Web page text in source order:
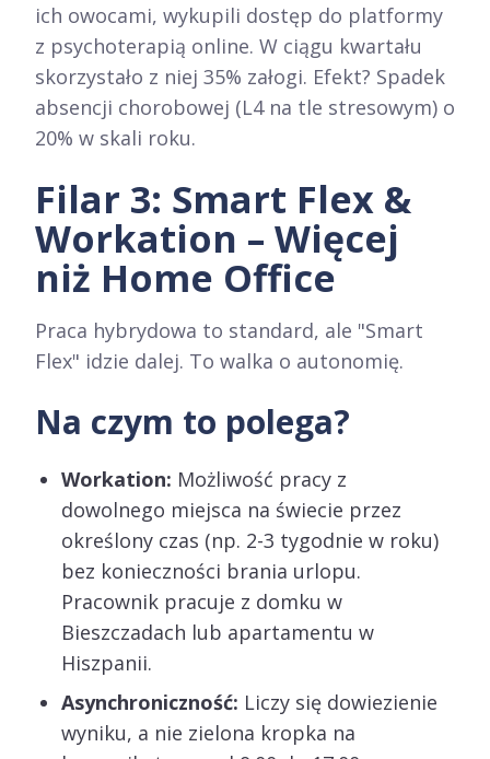
ich owocami, wykupili dostęp do platformy
z psychoterapią online. W ciągu kwartału
skorzystało z niej 35% załogi. Efekt? Spadek
absencji chorobowej (L4 na tle stresowym) o
20% w skali roku.
Filar 3: Smart Flex &
Workation – Więcej
niż Home Office
Praca hybrydowa to standard, ale "Smart
Flex" idzie dalej. To walka o autonomię.
Na czym to polega?
Workation: Możliwość pracy z
dowolnego miejsca na świecie przez
określony czas (np. 2-3 tygodnie w roku)
bez konieczności brania urlopu.
Pracownik pracuje z domku w
Bieszczadach lub apartamentu w
Hiszpanii.
Asynchroniczność: Liczy się dowiezienie
wyniku, a nie zielona kropka na